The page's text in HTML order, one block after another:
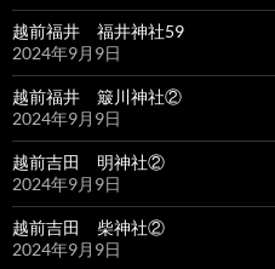
越前福井 福井神社59
2024年9月9日
越前福井 簸川神社②
2024年9月9日
越前吉田 明神社②
2024年9月9日
越前吉田 柴神社②
2024年9月9日